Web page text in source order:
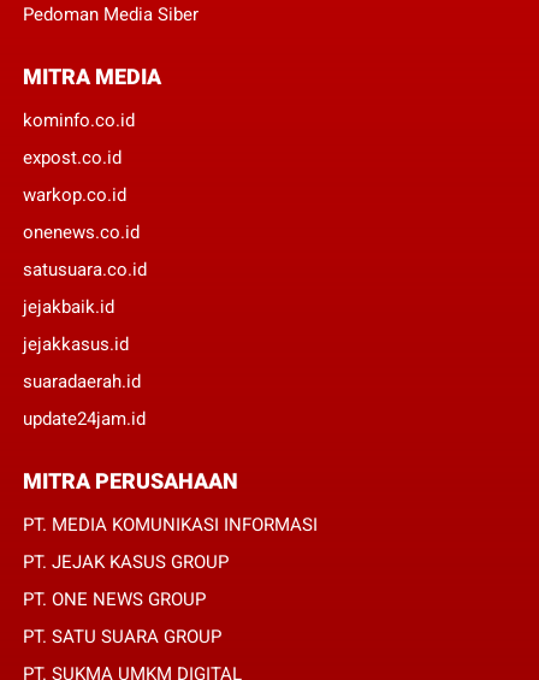
Pedoman Media Siber
MITRA MEDIA
kominfo.co.id
expost.co.id
warkop.co.id
onenews.co.id
satusuara.co.id
jejakbaik.id
jejakkasus.id
suaradaerah.id
update24jam.id
MITRA PERUSAHAAN
PT. MEDIA KOMUNIKASI INFORMASI
PT. JEJAK KASUS GROUP
PT. ONE NEWS GROUP
PT. SATU SUARA GROUP
PT. SUKMA UMKM DIGITAL